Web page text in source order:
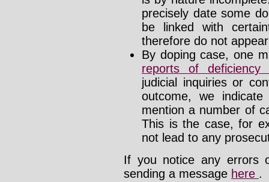
precisely date some
be linked with
therefore do not
By doping case, one
reports of deficiency
judicial inquiries or
outcome, we
mention a number of
This is the case, for
not lead to any
If you notice any errors
sending a message here .